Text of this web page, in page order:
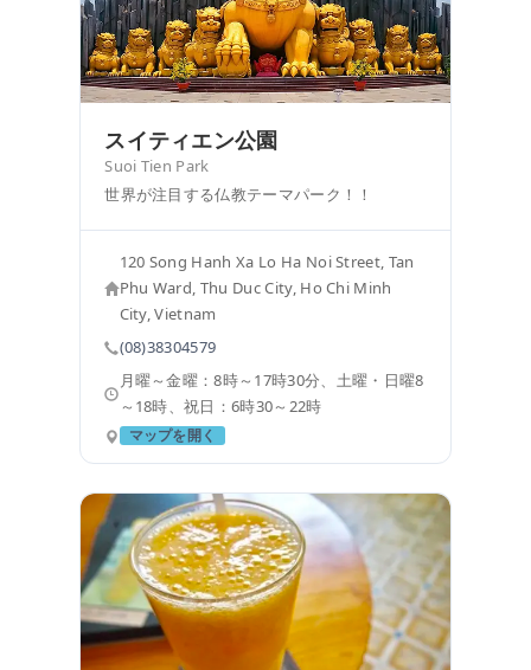
スイティエン公園
Suoi Tien Park
世界が注目する仏教テーマパーク！！
120 Song Hanh Xa Lo Ha Noi Street, Tan
Phu Ward, Thu Duc City, Ho Chi Minh
City, Vietnam
(08)38304579
月曜～金曜：8時～17時30分、土曜・日曜8
～18時、祝日：6時30～22時
マップを開く